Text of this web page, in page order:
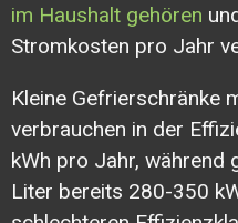
im Haushalt gehören
Stromkosten pro Jahr
Kleine Gefrierschränke
verbrauchen in der
kWh pro Jahr, während
Liter bereits 280-350